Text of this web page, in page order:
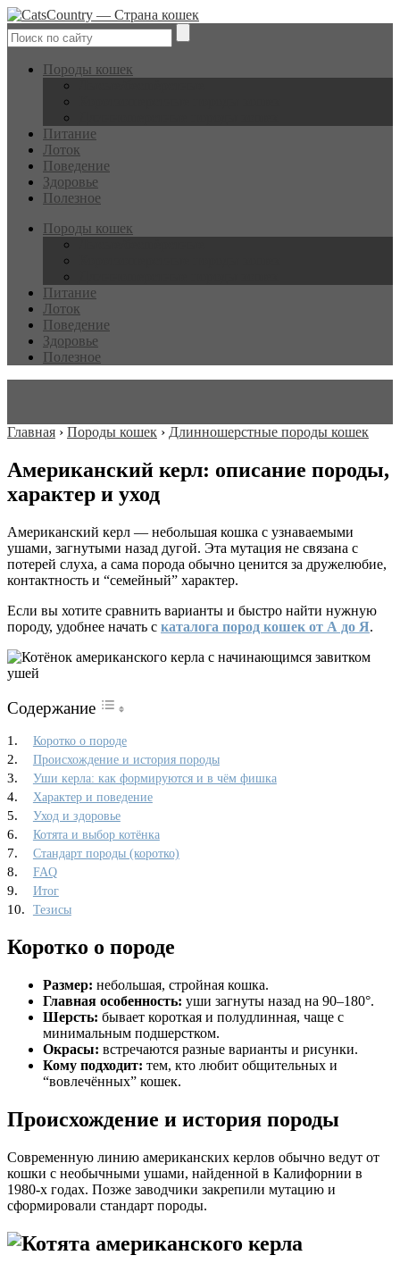
Породы кошек
Питание
Лоток
Поведение
Здоровье
Полезное
Породы кошек
Питание
Лоток
Поведение
Здоровье
Полезное
Главная › Породы кошек › Длинношерстные породы кошек
Американский керл: описание породы,
характер и уход
Американский керл — небольшая кошка с узнаваемыми
ушами, загнутыми назад дугой. Эта мутация не связана с
потерей слуха, а сама порода обычно ценится за дружелюбие,
контактность и “семейный” характер.
Если вы хотите сравнить варианты и быстро найти нужную
породу, удобнее начать с каталога пород кошек от А до Я.
Содержание
Коротко о породе
Происхождение и история породы
Уши керла: как формируются и в чём фишка
Характер и поведение
Уход и здоровье
Котята и выбор котёнка
Стандарт породы (коротко)
FAQ
Итог
Тезисы
Коротко о породе
Размер: небольшая, стройная кошка.
Главная особенность: уши загнуты назад на 90–180°.
Шерсть: бывает короткая и полудлинная, чаще с
минимальным подшерстком.
Окрасы: встречаются разные варианты и рисунки.
Кому подходит: тем, кто любит общительных и
“вовлечённых” кошек.
Происхождение и история породы
Современную линию американских керлов обычно ведут от
кошки с необычными ушами, найденной в Калифорнии в
1980-х годах. Позже заводчики закрепили мутацию и
сформировали стандарт породы.